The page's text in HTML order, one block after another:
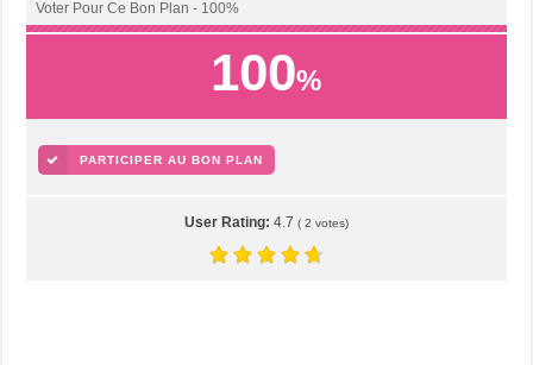
Voter Pour Ce Bon Plan - 100%
100%
PARTICIPER AU BON PLAN
User Rating: 4.7 ( 2 votes)